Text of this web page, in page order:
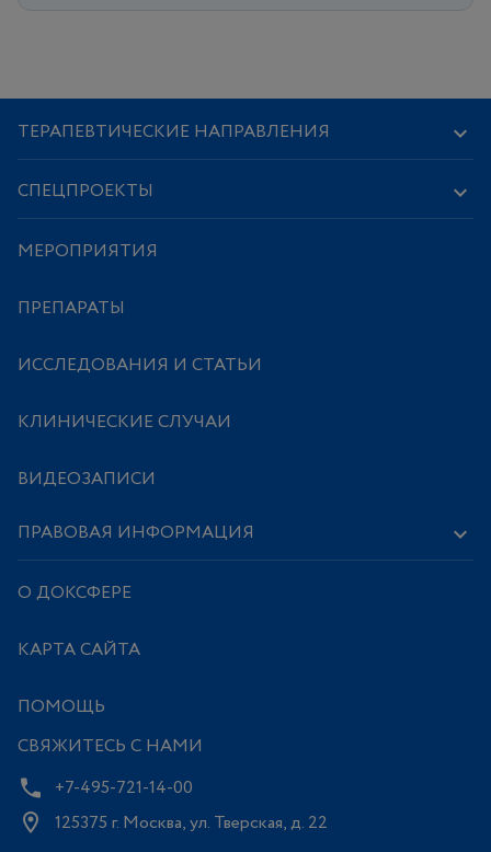
ТЕРАПЕВТИЧЕСКИЕ НАПРАВЛЕНИЯ
СПЕЦПРОЕКТЫ
МЕРОПРИЯТИЯ
ПРЕПАРАТЫ
ИССЛЕДОВАНИЯ И СТАТЬИ
КЛИНИЧЕСКИЕ СЛУЧАИ
ВИДЕОЗАПИСИ
ПРАВОВАЯ ИНФОРМАЦИЯ
О ДОКСФЕРЕ
КАРТА САЙТА
ПОМОЩЬ
СВЯЖИТЕСЬ С НАМИ
+7-495-721-14-00
125375 г. Москва, ул. Тверская, д. 22